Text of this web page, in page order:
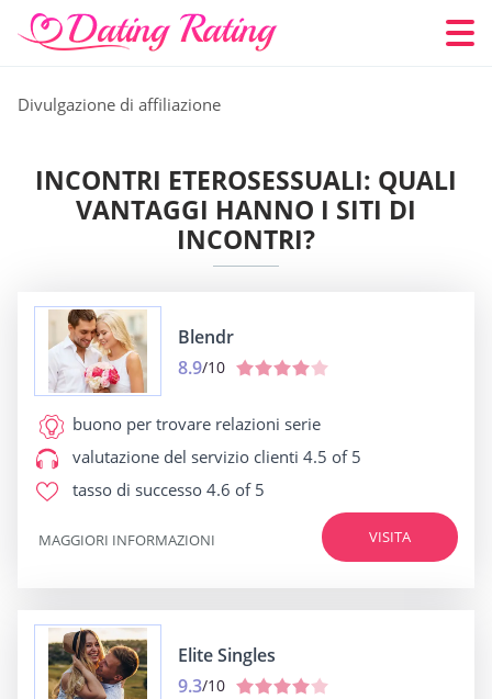
Divulgazione di affiliazione
INCONTRI ETEROSESSUALI: QUALI
VANTAGGI HANNO I SITI DI
INCONTRI?
Blendr
8.9/10
buono per trovare relazioni serie
valutazione del servizio clienti 4.5 of 5
tasso di successo 4.6 of 5
VISITA
MAGGIORI INFORMAZIONI
Elite Singles
9.3/10